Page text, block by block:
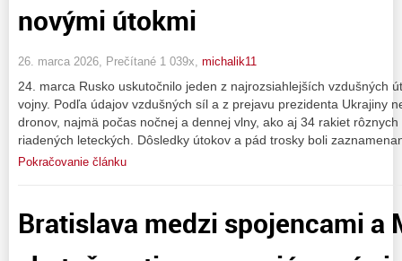
novými útokmi
26. marca 2026, Prečítané 1 039x, michalik11
24. marca Rusko uskutočnilo jeden z najrozsiahlejších vzdušných
vojny. Podľa údajov vzdušných síl a z prejavu prezidenta Ukrajiny
dronov, najmä počas nočnej a dennej vlny, ako aj 34 rakiet
riadených leteckých. Dôsledky útokov a pád trosky boli
Pokračovanie článku
Bratislava medzi spojencami a